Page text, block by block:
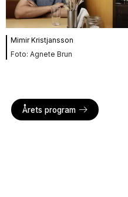
Mimir Kristjansson
Agnete Brun
Årets program